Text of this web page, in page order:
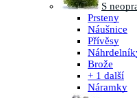
S
Prsteny
Náušnice
Přívěsy
Brože
+ 1 další
Náramky